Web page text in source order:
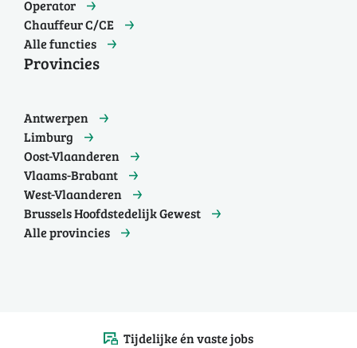
Operator
Chauffeur C/CE
Alle functies
Provincies
Antwerpen
Limburg
Oost-Vlaanderen
Vlaams-Brabant
West-Vlaanderen
Brussels Hoofdstedelijk Gewest
Alle provincies
Tijdelijke én vaste jobs